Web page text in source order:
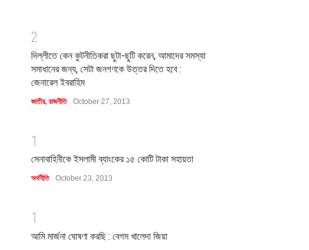
2
দিল্লীতে কেন কুটনীতিকরা ছুটা-ছুটি করেন, আমাদের সমস্যা
সমাধানের জন্য, সেটা জনগণকে উত্তর দিতে হবে :
জেনারেল ইবরাহিম
জাতীয়, রাজনীতি October 27, 2013
1
সেনাবাহিনীকে ইসলামী ব্যাংকের ১৫ কোটি টাকা সহায়তা
অর্থনীতি October 23, 2013
1
আমি মার্জনা ঘোষণা করছি : বেগম খালেদা জিয়া